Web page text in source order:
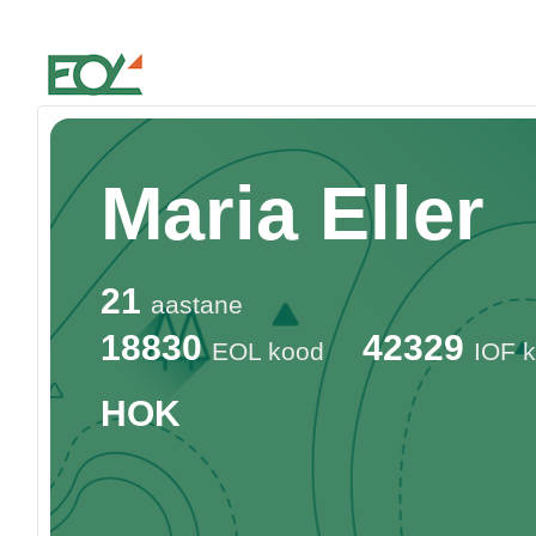
Estonian Orienteering Federation
Maria Eller
21 aastane
18830EOL kood 42329 IOF
HOK